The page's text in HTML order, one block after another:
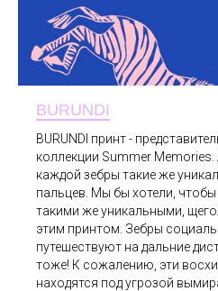
BURUNDI
BURUNDI принт -
коллекции Summer
каждой зебры такие же
пальцев. Мы бы хотели,
такими же уникальными,
этим принтом. Зебры
путешествуют на дальние
тоже! К сожалению, эти
находятся под угрозой